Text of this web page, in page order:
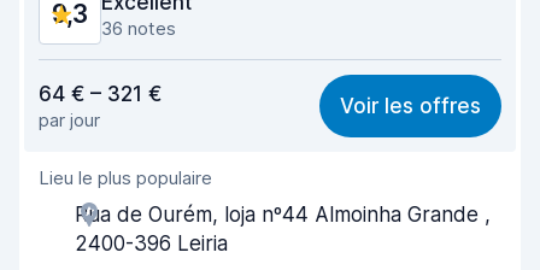
9,3 36 notes
8,7
Recherche facile 9,5
Agent serviable
Prise en charge rapide
64 € – 321 €
par jour
Voir les offres
Lieu le plus populaire
Rua de Ourém, loja nº44 Almoinha Grande ,
2400-396 Leiria